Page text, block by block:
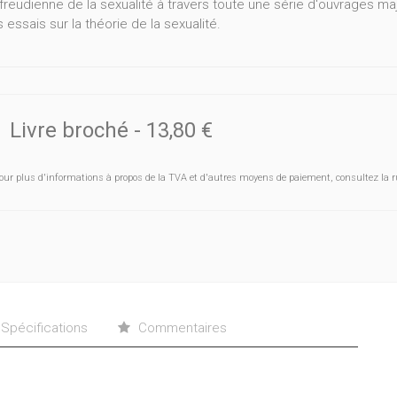
de la sexualité à travers toute une série d'ouvrages
essais sur la théorie de la sexualité.
et l’exploration de la sexualité dans son rythme temporel.
de la psychanalyse, une toute autre portée que de
Livre broché - 13,80 €
plus d'informations à propos de la TVA et d'autres moyens de paiement, consultez la
Spécifications Commentaires